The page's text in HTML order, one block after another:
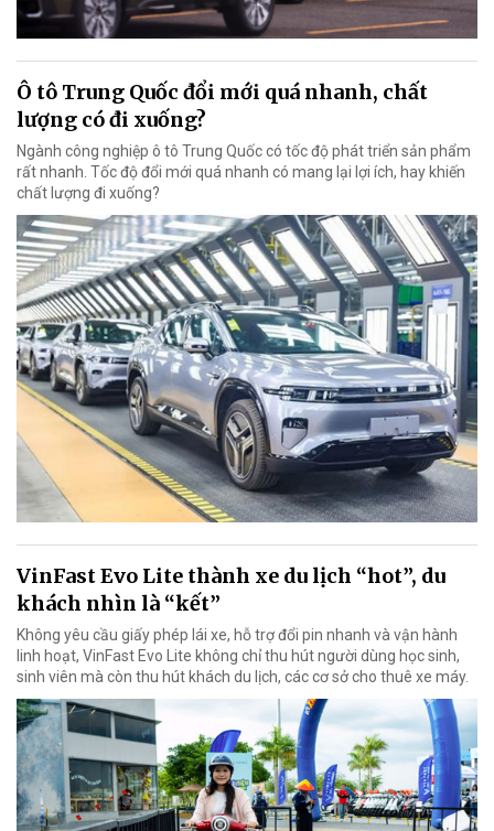
Ô tô Trung Quốc đổi mới quá nhanh, chất
lượng có đi xuống?
Ngành công nghiệp ô tô Trung Quốc có tốc độ phát triển sản phẩm
rất nhanh. Tốc độ đổi mới quá nhanh có mang lại lợi ích, hay khiến
chất lượng đi xuống?
VinFast Evo Lite thành xe du lịch “hot”, du
khách nhìn là “kết”
Không yêu cầu giấy phép lái xe, hỗ trợ đổi pin nhanh và vận hành
linh hoạt, VinFast Evo Lite không chỉ thu hút người dùng học sinh,
sinh viên mà còn thu hút khách du lịch, các cơ sở cho thuê xe máy.